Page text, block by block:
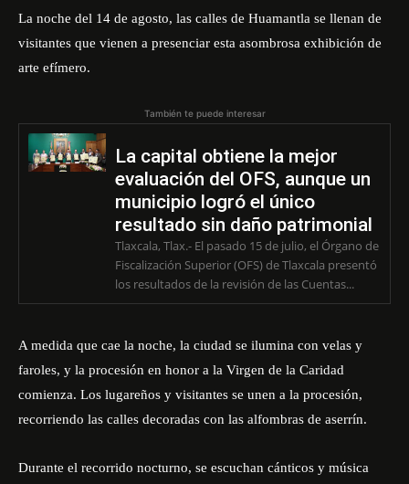
La noche del 14 de agosto, las calles de Huamantla se llenan de
visitantes que vienen a presenciar esta asombrosa exhibición de
arte efímero.
También te puede interesar
La capital obtiene la mejor
evaluación del OFS, aunque un
municipio logró el único
resultado sin daño patrimonial
Tlaxcala, Tlax.- El pasado 15 de julio, el Órgano de
Fiscalización Superior (OFS) de Tlaxcala presentó
los resultados de la revisión de las Cuentas...
A medida que cae la noche, la ciudad se ilumina con velas y
faroles, y la procesión en honor a la Virgen de la Caridad
comienza. Los lugareños y visitantes se unen a la procesión,
recorriendo las calles decoradas con las alfombras de aserrín.
Durante el recorrido nocturno, se escuchan cánticos y música